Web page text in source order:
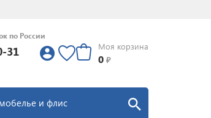
по России
31 Моя корзина
0 ₽
и флис